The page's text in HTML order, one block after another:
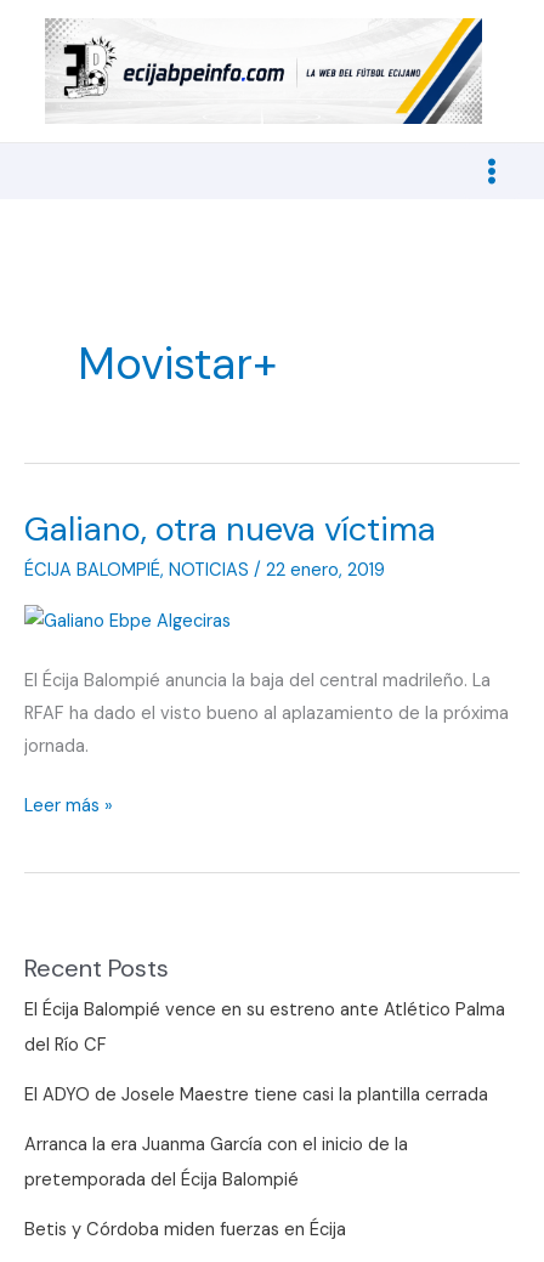
contenido
Movistar+
Galiano, otra nueva víctima
ÉCIJA BALOMPIÉ, NOTICIAS / 22 enero, 2019
El Écija Balompié anuncia la baja del central madrileño. La
RFAF ha dado el visto bueno al aplazamiento de la próxima
jornada.
Galiano,
nueva
Leer más »
Recent Posts
El Écija Balompié vence en su estreno ante Atlético Palma
del Río CF
El ADYO de Josele Maestre tiene casi la plantilla cerrada
Arranca la era Juanma García con el inicio de la
pretemporada del Écija Balompié
Betis y Córdoba miden fuerzas en Écija